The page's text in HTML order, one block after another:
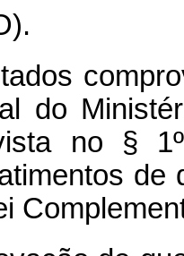
do
no §
de